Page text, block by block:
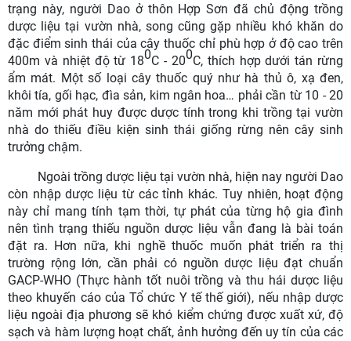
trạng này, người Dao ở thôn Hợp Sơn đã chủ động trồng
dược liệu tại vườn nhà, song cũng gặp nhiều khó khăn do
đặc điểm sinh thái của cây thuốc chỉ phù hợp ở độ cao trên
400m và nhiệt độ từ 180C - 200C, thích hợp dưới tán rừng
ẩm mát. Một số loại cây thuốc quý như hà thủ ô, xạ đen,
khôi tía, gối hạc, đìa sản, kim ngân hoa… phải cần từ 10 - 20
năm mới phát huy được dược tính trong khi trồng tại vườn
nhà do thiếu điều kiện sinh thái giống rừng nên cây sinh
trưởng chậm.
Ngoài trồng dược liệu tại vườn nhà, hiện nay người Dao
còn nhập dược liệu từ các tỉnh khác. Tuy nhiên, hoạt động
này chỉ mang tính tạm thời, tự phát của từng hộ gia đình
nên tình trạng thiếu nguồn dược liệu vẫn đang là bài toán
đặt ra. Hơn nữa, khi nghề thuốc muốn phát triển ra thị
trường rộng lớn, cần phải có nguồn dược liệu đạt chuẩn
GACP-WHO (Thực hành tốt nuôi trồng và thu hái dược liệu
theo khuyến cáo của Tổ chức Y tế thế giới), nếu nhập dược
liệu ngoài địa phương sẽ khó kiểm chứng được xuất xứ, độ
sạch và hàm lượng hoạt chất, ảnh hưởng đến uy tín của các